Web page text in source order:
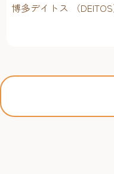
博多デイトス （DEITOS